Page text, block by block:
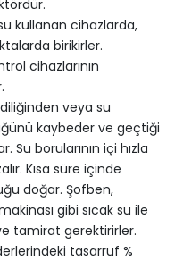
kullanan cihazlarda,
birikirler.
cihazlarının
veya su
kaybeder ve geçtiği
Su borularının içi hızla
Kısa süre içinde
doğar. Şofben,
gibi sıcak su ile
tamirat gerektirirler.
tasarruf %